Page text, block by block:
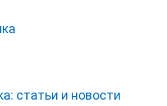
статьи и новости